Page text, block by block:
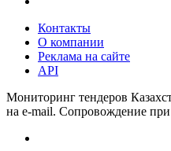
Контакты
О компании
Реклама на сайте
API
Мониторинг тендеров
на e-mail. Сопровождение при